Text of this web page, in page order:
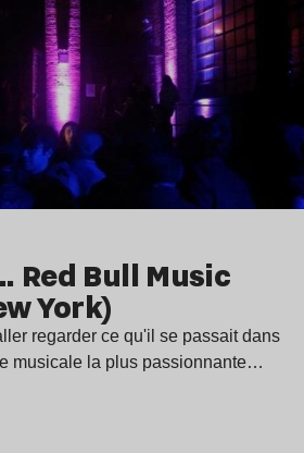
Red Bull Music
York)
regarder ce qu'il se passait dans
musicale la plus passionnante…